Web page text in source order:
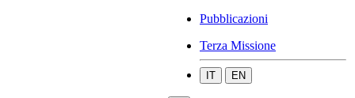
Pubblicazioni
Terza Missione
IT EN